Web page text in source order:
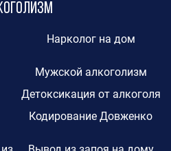
Нарколог на дом
Мужской алкоголизм
Детоксикация от алкоголя
Кодирование Довженко